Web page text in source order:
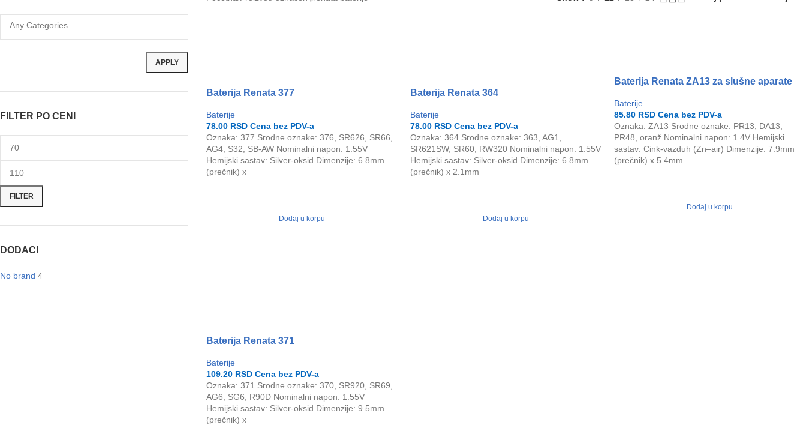
APPLY
FILTER PO CENI
FILTER
DODACI
No brand 4
Baterija Renata 377
Baterije
78.00 RSDCena bez PDV-a
Oznaka: 377 Srodne oznake: 376, SR626, SR66,
AG4, S32, SB-AW Nominalni napon: 1.55V
Hemijski sastav: Silver-oksid Dimenzije: 6.8mm
(prečnik) x
Dodaj u korpu
Baterija Renata 364
Baterije
78.00 RSDCena bez PDV-a
Oznaka: 364 Srodne oznake: 363, AG1,
SR621SW, SR60, RW320 Nominalni napon: 1.55V
Hemijski sastav: Silver-oksid Dimenzije: 6.8mm
(prečnik) x 2.1mm
Dodaj u korpu
Baterija Renata ZA13 za slušne aparate
Baterije
85.80 RSDCena bez PDV-a
Oznaka: ZA13 Srodne oznake: PR13, DA13,
PR48, oranž Nominalni napon: 1.4V Hemijski
sastav: Cink-vazduh (Zn–air) Dimenzije: 7.9mm
(prečnik) x 5.4mm
Dodaj u korpu
Baterija Renata 371
Baterije
109.20 RSDCena bez PDV-a
Oznaka: 371 Srodne oznake: 370, SR920, SR69,
AG6, SG6, R90D Nominalni napon: 1.55V
Hemijski sastav: Silver-oksid Dimenzije: 9.5mm
(prečnik) x